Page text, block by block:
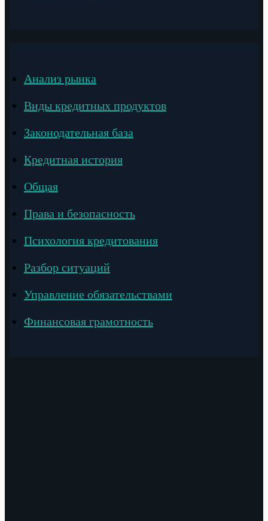
Анализ рынка
Виды кредитных продуктов
Законодательная база
Кредитная история
Общая
Права и безопасность
Психология кредитования
Разбор ситуаций
Управление обязательствами
Финансовая грамотность